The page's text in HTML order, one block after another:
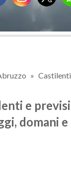
Castilenti
e
domani